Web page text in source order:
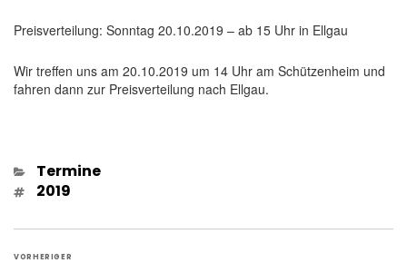
Preisverteilung: Sonntag 20.10.2019 – ab 15 Uhr in Ellgau
Wir treffen uns am 20.10.2019 um 14 Uhr am Schützenheim und
fahren dann zur Preisverteilung nach Ellgau.
Kategorien
Termine
Schlagwörter
2019
Beitragsnavigation
VORHERIGER